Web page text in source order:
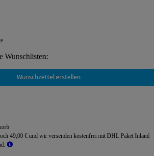
Wunschlisten:
Wunschzettel erstellen
49,00 € und wir versenden kostenfrei mit DHL Paket Inland